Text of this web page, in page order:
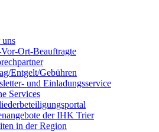
Ort-Beauftragte
Entgelt/Gebühren
und Einladungsservice
Services
der IHK Trier
in der Region